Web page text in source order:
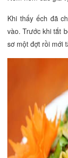
Khi thấy ếch đã
vào. Trước khi tắt
sơ một đợt rồi mới